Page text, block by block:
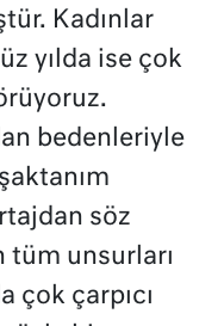
Kadınlar
yılda ise çok
bedenleriyle
söz
unsurları
çok çarpıcı